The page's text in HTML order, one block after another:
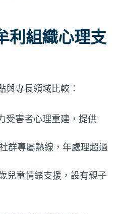
利組織心理支
與專長領域比較：
受害者心理重建，提供
群專屬熱線，年處理超過
兒童情緒支援，設有親子